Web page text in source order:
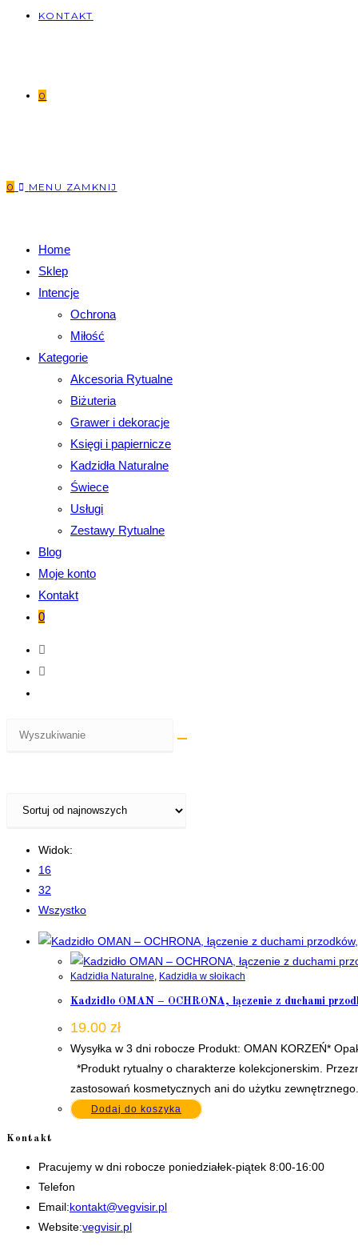
KONTAKT
0
0 MENU ZAMKNIJ
Home
Sklep
Intencje
Ochrona
Miłość
Kategorie
Akcesoria Rytualne
Biżuteria
Grawer i dekoracje
Księgi i papiernicze
Kadzidła Naturalne
Świece
Usługi
Zestawy Rytualne
Blog
Moje konto
Kontakt
0
Widok:
16
32
Wszystko
Kadzidła Naturalne, Kadzidła w słoikach
Kadzidło OMAN – OCHRONA, łączenie z duchami
19.00 zł
Wysyłka w 3 dni robocze Produkt: OMAN KORZEŃ*
*Produkt rytualny o charakterze kolekcjonerskim.
zastosowań kosmetycznych ani do użytku
Dodaj do koszyka
Kontakt
Pracujemy w dni robocze poniedziałek-piątek 8:00-16:00
Telefon
Email:kontakt@vegvisir.plOpens
Website:vegvisir.pl